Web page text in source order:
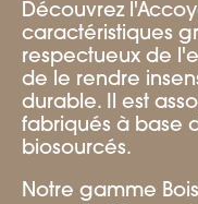
Découvrez
caractéristiques
respectueux de
de le rendre
durable. Il est
fabriqués à base
biosourcés.
Notre gamme